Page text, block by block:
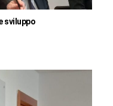
sviluppo